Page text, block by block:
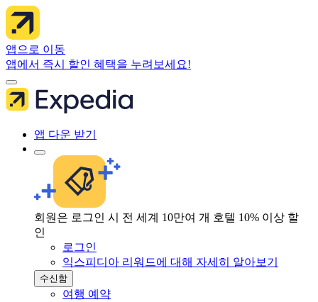
앱으로 이동
앱에서 즉시 할인 혜택을 누려보세요!
앱 다운 받기
회원은 로그인 시 전 세계 10만여 개 호텔 10% 이상 할
인
로그인
익스피디아 리워드에 대해 자세히 알아보기
수신함
여행 예약